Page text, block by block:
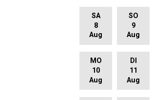
SA
8
Aug
SO
9
Aug
MO
10
Aug
DI
11
Aug